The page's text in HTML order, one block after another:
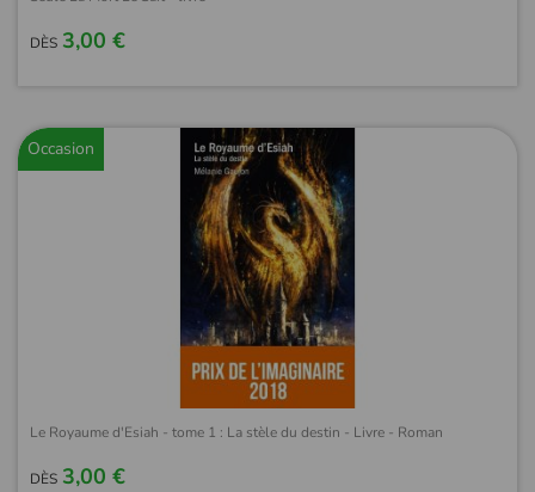
DÈS 3,00 €
Occasion
Le Royaume d'Esiah - tome 1 : La stèle du destin - Livre - Roman
DÈS 3,00 €